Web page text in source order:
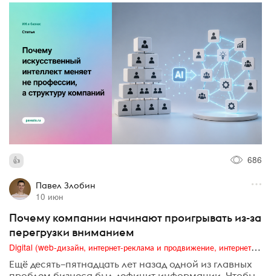
686
Павел Злобин
10 июн
Почему компании начинают проигрывать из-за
перегрузки вниманием
Digital (web-дизайн, интернет-реклама и продвижение, интернет-сообщества и блоги, интернет-коммуникации, мобильный маркетинг, реклама на цифровых экранах)
Ещё десять–пятнадцать лет назад одной из главных